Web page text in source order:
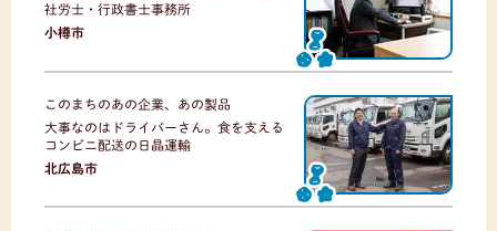
社労士・行政書士事務所
小樽市
このまちのあの企業、あの製品
大事なのはドライバーさん。食を支える
コンビニ配送の日晶運輸
北広島市